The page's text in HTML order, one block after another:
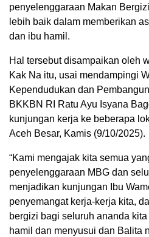
penyelenggaraan Makan
lebih baik dalam memberikan
dan ibu hamil.
Hal tersebut disampaikan oleh
Kak Na itu, usai mendampingi
Kependudukan dan
BKKBN RI Ratu Ayu Isyana
kunjungan kerja ke beberapa
Aceh Besar, Kamis (9/10/2025).
“Kami mengajak kita semua
penyelenggaraan MBG dan
menjadikan kunjungan Ibu
penyemangat kerja-kerja kita,
bergizi bagi seluruh ananda
hamil dan menyusui dan Balita